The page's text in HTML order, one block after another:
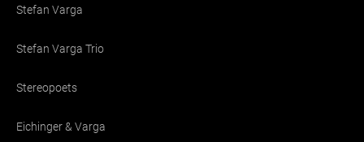
Stefan Varga
Stefan Varga Trio
Stereopoets
Eichinger & Varga